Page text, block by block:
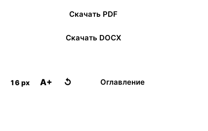
Скачать PDF
Скачать DOCX
16 px A+ ↺ Оглавление